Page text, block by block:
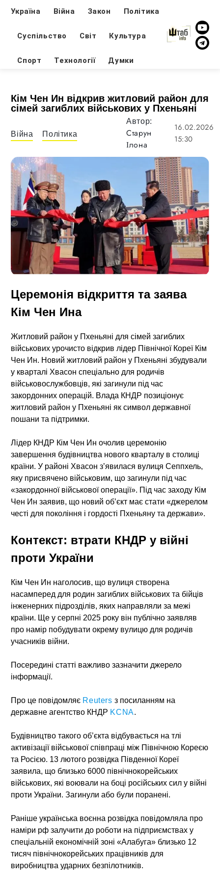
Україна Війна Закон Політика
Суспільство Світ Культура
Спорт Технології Думки
Кім Чен Ин відкрив житловий район для
сімей загиблих військових у Пхеньяні
Війна Політика
Автор:
Старун
Ілона
16.02.2026
15:30
Церемонія відкриття та заява
Кім Чен Ина
Житловий район у Пхеньяні для сімей загиблих
військових урочисто відкрив лідер Північної Кореї Кім
Чен Ин. Новий житловий район у Пхеньяні збудували
у кварталі Хвасон спеціально для родичів
військовослужбовців, які загинули під час
закордонних операцій. Влада КНДР позиціонує
житловий район у Пхеньяні як символ державної
пошани та підтримки.
Лідер КНДР Кім Чен Ин очолив церемонію
завершення будівництва нового кварталу в столиці
країни. У районі Хвасон з’явилася вулиця Сеппхель,
яку присвячено військовим, що загинули під час
«закордонної військової операції». Під час заходу Кім
Чен Ин заявив, що новий об’єкт має стати «джерелом
честі для покоління і гордості Пхеньяну та держави».
Контекст: втрати КНДР у війні
проти України
Кім Чен Ин наголосив, що вулиця створена
насамперед для родин загиблих військових та бійців
інженерних підрозділів, яких направляли за межі
країни. Ще у серпні 2025 року він публічно заявляв
про намір побудувати окрему вулицю для родичів
учасників війни.
Посередині статті важливо зазначити джерело
інформації.
Про це повідомляє Reuters з посиланням на
державне агентство КНДР KCNA.
Будівництво такого об’єкта відбувається на тлі
активізації військової співпраці між Північною Кореєю
та Росією. 13 лютого розвідка Південної Кореї
заявила, що близько 6000 північнокорейських
військових, які воювали на боці російських сил у війні
проти України. Загинули або були поранені.
Раніше українська воєнна розвідка повідомляла про
наміри рф залучити до роботи на підприємствах у
спеціальній економічній зоні «Алабуга» близько 12
тисяч північнокорейських працівників для
виробництва ударних безпілотників.